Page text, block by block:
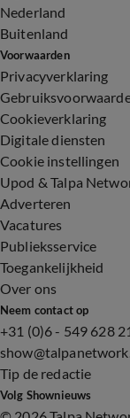
Nederland
Buitenland
Voorwaarden
Privacyverklaring
Cookieverklaring
Digitale diensten
Cookie instellingen
Upod & Talpa
Adverteren
Vacatures
Publieksservice
Toegankelijkheid
Over ons
Neem contact op
+31 (0)6 - 549 628
Tip de redactie
Volg Shownieuws